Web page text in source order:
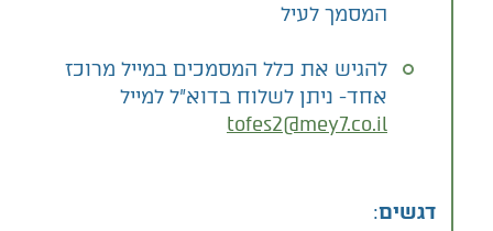
המסמך לעיל
להגיש את כלל המסמכים במייל מרוכז
אחד- ניתן לשלוח בדוא"ל למייל
tofes2@mey7.co.il
דגשים: